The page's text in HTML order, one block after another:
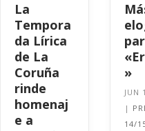
La
Tempora
da Lírica
de La
Coruña
rinde
homenaj
e a
»
JUN
|
14/